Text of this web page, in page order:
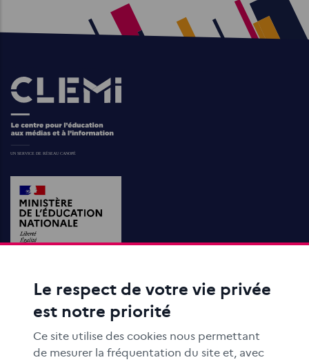
Images
ACTIONS ÉDUCATIVES
FORMATION
RESSOURCES
MÉDIAS SCOLAIRES
Le respect de votre vie privée
est notre priorité
Ce site utilise des cookies nous permettant
de mesurer la fréquentation du site et, avec